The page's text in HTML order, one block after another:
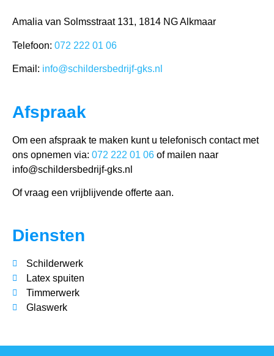
Amalia van Solmsstraat 131, 1814 NG Alkmaar
Telefoon: 072 222 01 06
Email: info@schildersbedrijf-gks.nl
Afspraak
Om een afspraak te maken kunt u telefonisch contact met
ons opnemen via: 072 222 01 06 of mailen naar
info@schildersbedrijf-gks.nl
Of vraag een vrijblijvende offerte aan.
Diensten
Schilderwerk
Latex spuiten
Timmerwerk
Glaswerk